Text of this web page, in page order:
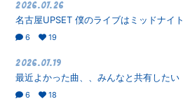
2026.07.26
名古屋UPSET 僕のライブはミッドナイト
6 19
2026.07.19
最近よかった曲、、みんなと共有したい
6 18